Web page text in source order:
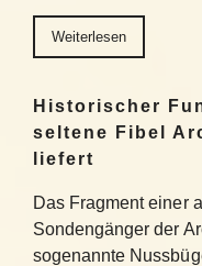
Weiterlesen
Historischer
seltene Fibel
liefert
Das Fragment einer
Sondengänger der
sogenannte